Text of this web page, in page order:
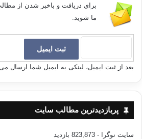
برای دریافت و باخبر شدن از
ما شوید.
بعد از ثبت ایمیل، لینکی به ایمیل شما ارسال می
پربازدیدترین مطالب سایت
سایت نوگرا - 823,873 بازدید